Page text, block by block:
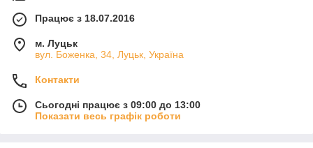
Працює з 18.07.2016
м. Луцьк
вул. Боженка, 34, Луцьк, Україна
Контакти
Сьогодні працює з 09:00 до 13:00
Показати весь графік роботи